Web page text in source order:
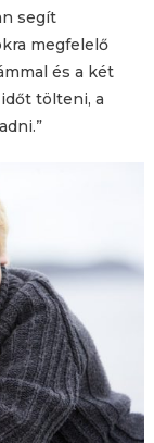
segít
megfelelő
és a két
tölteni, a